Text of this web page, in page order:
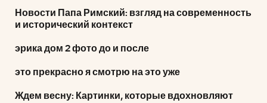
Новости Папа Римский: взгляд на современность
и исторический контекст
эрика дом 2 фото до и после
это прекрасно я смотрю на это уже
Ждем весну: Картинки, которые вдохновляют